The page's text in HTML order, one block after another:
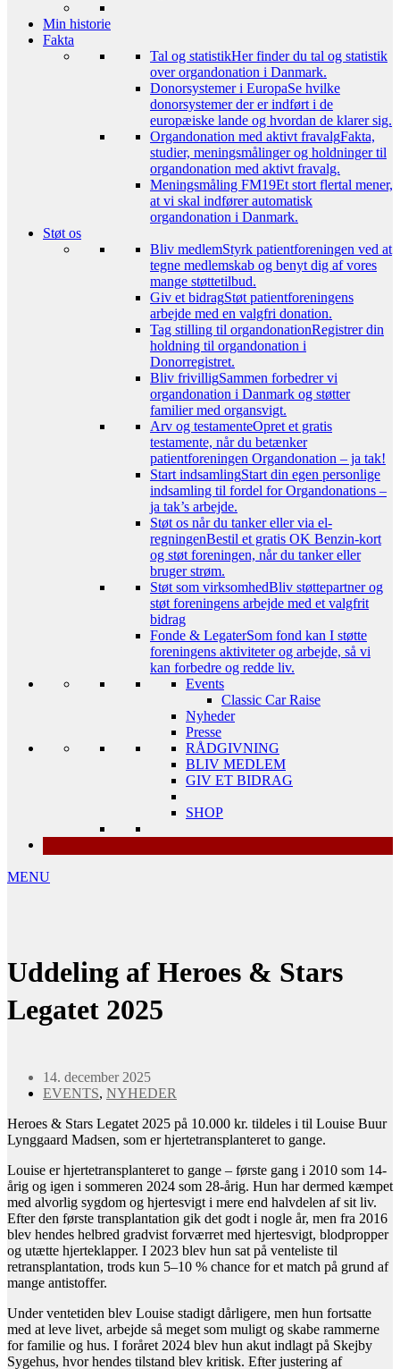
Min historie
Fakta
Tal og statistikHer finder du tal og statistik
over organdonation i Danmark.
Donorsystemer i EuropaSe hvilke
donorsystemer der er indført i de
europæiske lande og hvordan de klarer sig.
Organdonation med aktivt fravalgFakta,
studier, meningsmålinger og holdninger til
organdonation med aktivt fravalg.
Meningsmåling FM19Et stort flertal mener,
at vi skal indfører automatisk
organdonation i Danmark.
Støt os
Bliv medlemStyrk patientforeningen ved at
tegne medlemskab og benyt dig af vores
mange støttetilbud.
Giv et bidragStøt patientforeningens
arbejde med en valgfri donation.
Tag stilling til organdonationRegistrer din
holdning til organdonation i
Donorregistret.
Bliv frivilligSammen forbedrer vi
organdonation i Danmark og støtter
familier med organsvigt.
Arv og testamenteOpret et gratis
testamente, når du betænker
patientforeningen Organdonation – ja tak!
Start indsamlingStart din egen personlige
indsamling til fordel for Organdonations –
ja tak’s arbejde.
Støt os når du tanker eller via el-
regningenBestil et gratis OK Benzin-kort
og støt foreningen, når du tanker eller
bruger strøm.
Støt som virksomhedBliv støttepartner og
støt foreningens arbejde med et valgfrit
bidrag
Fonde & LegaterSom fond kan I støtte
foreningens aktiviteter og arbejde, så vi
kan forbedre og redde liv.
Events
Classic Car Raise
Nyheder
Presse
RÅDGIVNING
BLIV MEDLEM
GIV ET BIDRAG
SHOP
MENU
Uddeling af Heroes & Stars
Legatet 2025
14. december 2025
EVENTS, NYHEDER
Heroes & Stars Legatet 2025 på 10.000 kr. tildeles i til Louise Buur
Lynggaard Madsen, som er hjertetransplanteret to gange.
Louise er hjertetransplanteret to gange – første gang i 2010 som 14-
årig og igen i sommeren 2024 som 28-årig. Hun har dermed kæmpet
med alvorlig sygdom og hjertesvigt i mere end halvdelen af sit liv.
Efter den første transplantation gik det godt i nogle år, men fra 2016
blev hendes helbred gradvist forværret med hjertesvigt, blodpropper
og utætte hjerteklapper. I 2023 blev hun sat på venteliste til
retransplantation, trods kun 5–10 % chance for et match på grund af
mange antistoffer.
Under ventetiden blev Louise stadigt dårligere, men hun fortsatte
med at leve livet, arbejde så meget som muligt og skabe rammerne
for familie og hus. I foråret 2024 blev hun akut indlagt på Skejby
Sygehus, hvor hendes tilstand blev kritisk. Efter justering af